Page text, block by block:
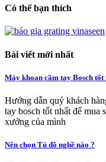
Có thể bạn thích
Bài viết mới nhất
Máy khoan cầm tay Bosch tốt
Hướng dẫn quý khách
tay bosch tốt nhất để mua
xưởng của mình
Nên chọn Tủ đồ nghề nào ?